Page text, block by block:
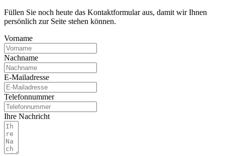
Füllen Sie noch heute das Kontaktformular aus, damit wir Ihnen
persönlich zur Seite stehen können.
Vorname
Nachname
E-Mailadresse
Telefonnummer
Ihre Nachricht